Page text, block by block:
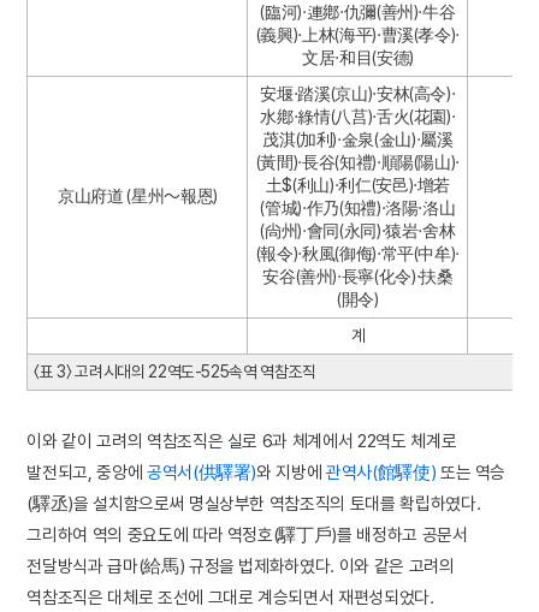
(臨河)·連鄕·仇彌(善州)·牛谷
(義興)·上林(海平)·曹溪(孝令)·
文居·和目(安德)
京山府道 (星州～報恩)
安堰·踏溪(京山)·安林(高令)·
水鄕·綠情(八莒)·舌火(花園)·
茂淇(加利)·金泉(金山)·屬溪
(黃間)·長谷(知禮)·順陽(陽山)·
土$(利山)·利仁(安邑)·增若
(管城)·作乃(知禮)·洛陽·洛山
(尙州)·會同(永同)·猿岩·舍林
(報令)·秋風(御侮)·常平(中牟)·
安谷(善州)·長寧(化令)·扶桑
(開令)
계
〈표 3〉 고려시대의 22역도-525속역 역참조직
이와 같이 고려의 역참조직은 실로 6과 체계에서 22역도 체계로
발전되고, 중앙에 공역서(供驛署)와 지방에관역사(館驛使) 또는 역승
(驛丞)을 설치함으로써 명실상부한 역참조직의 토대를 확립하였다.
그리하여 역의 중요도에 따라 역정호(驛丁戶)를 배정하고 공문서
전달방식과 급마(給馬) 규정을 법제화하였다. 이와 같은 고려의
역참조직은 대체로 조선에 그대로 계승되면서 재편성되었다.